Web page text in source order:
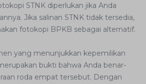
STNK diperlukan jika Anda
Jika salinan STNK tidak tersedia,
fotokopi BPKB sebagai alternatif.
yang menunjukkan kepemilikan
bukti bahwa Anda benar-
roda empat tersebut. Dengan